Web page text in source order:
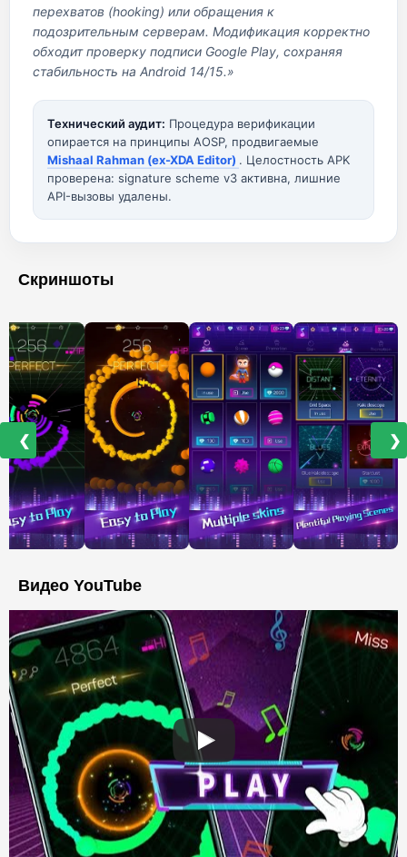
перехватов (hooking) или обращения к
подозрительным серверам. Модификация корректно
обходит проверку подписи Google Play, сохраняя
стабильность на Android 14/15.»
Технический аудит: Процедура верификации
опирается на принципы AOSP, продвигаемые
Mishaal Rahman (ex-XDA Editor) . Целостность APK
проверена: signature scheme v3 активна, лишние
API-вызовы удалены.
Скриншоты
❮ ❯
Видео YouTube